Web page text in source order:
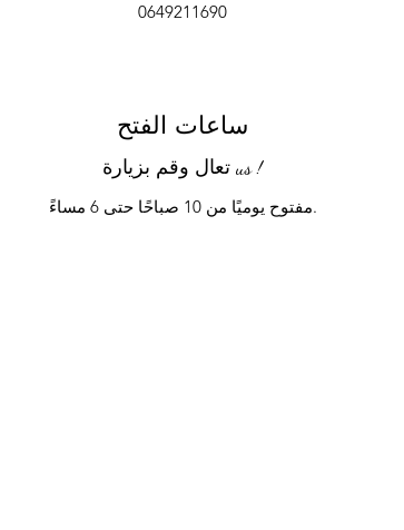
0649211690
ساعات الفتح
تعال وقم بزيارة us !
مفتوح يوميًا من 10 صباحًا حتى 6 مساءً.